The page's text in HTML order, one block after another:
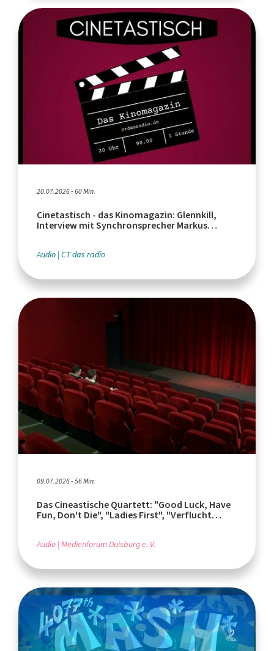
20.07.2026 - 60 Min.
Cinetastisch - das Kinomagazin: Glennkill,
Interview mit Synchronsprecher Markus
Audio CT das radio
09.07.2026 - 56 Min.
Das Cineastische Quartett: "Good Luck, Have
Fun, Don't Die", "Ladies First", "Verflucht
Audio Medienforum Duisburg e. V.